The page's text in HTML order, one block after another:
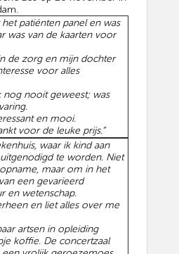
patiënten panel en was
was van de kaarten voor
de zorg en mijn dochter
voor alles
nooit geweest; was
en mooi.
voor de leuke prijs.”
waar ik kind aan
te worden. Niet
maar om in het
een gevarieerd
en wetenschap.
en liet alles over me
artsen in opleiding
koffie. De concertzaal